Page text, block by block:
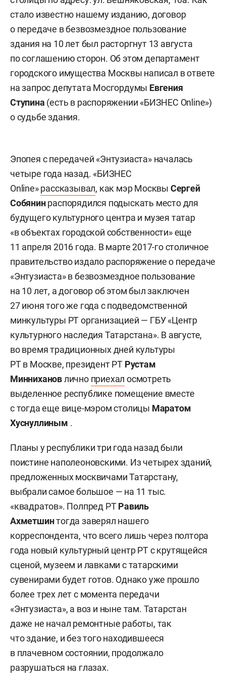
стало известно нашему изданию, договор
о передаче в безвозмездное пользование
здания на 10 лет был расторгнут 13 августа
по соглашению сторон. Об этом департамент
городского имущества Москвы написал в ответе
на запрос депутата Мосгордумы Евгения
Ступина (есть в распоряжении «БИЗНЕС Online»)
о судьбе здания.
Эпопея с передачей «Энтузиаста» началась
четыре года назад. «БИЗНЕС
Online»рассказывал, как мэр Москвы Сергей
Собянинраспорядился подыскать место для
будущего культурного центра и музея татар
«в объектах городской собственности» еще
11 апреля 2016 года. В марте 2017-го столичное
правительство издало распоряжение о передаче
«Энтузиаста» в безвозмездное пользование
на 10 лет, а договор об этом был заключен
27 июня того же года с подведомственной
минкультуры РТ организацией — ГБУ «Центр
культурного наследия Татарстана». В августе,
во время традиционных дней культуры
РТ в Москве, президент РТ Рустам
Миннихановлично приехал осмотреть
выделенное республике помещение вместе
с тогда еще вице-мэром столицы Маратом
Хуснуллиным .
Планы у республики три года назад были
поистине наполеоновскими. Из четырех зданий,
предложенных москвичами Татарстану,
выбрали самое большое — на 11 тыс.
«квадратов». Полпред РТРавиль
Ахметшинтогда заверял нашего
корреспондента, что всего лишь через полтора
года новый культурный центр РТ с крутящейся
сценой, музеем и лавками с татарскими
сувенирами будет готов. Однако уже прошло
более трех лет с момента передачи
«Энтузиаста», а воз и ныне там. Татарстан
даже не начал ремонтные работы, так
что здание, и без того находившееся
в плачевном состоянии, продолжало
разрушаться на глазах.